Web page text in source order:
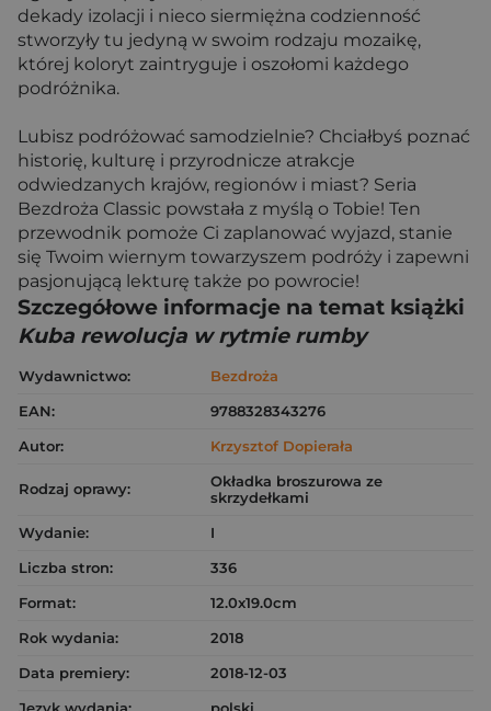
dekady izolacji i nieco siermiężna codzienność
stworzyły tu jedyną w swoim rodzaju mozaikę,
której koloryt zaintryguje i oszołomi każdego
podróżnika.
Lubisz podróżować samodzielnie? Chciałbyś poznać
historię, kulturę i przyrodnicze atrakcje
odwiedzanych krajów, regionów i miast? Seria
Bezdroża Classic powstała z myślą o Tobie! Ten
przewodnik pomoże Ci zaplanować wyjazd, stanie
się Twoim wiernym towarzyszem podróży i zapewni
pasjonującą lekturę także po powrocie!
Szczegółowe informacje na temat książki
Kuba rewolucja w rytmie rumby
Wydawnictwo:
Bezdroża
EAN:
9788328343276
Autor:
Krzysztof Dopierała
Rodzaj oprawy:
Okładka broszurowa ze
skrzydełkami
Wydanie:
I
Liczba stron:
336
Format:
12.0x19.0cm
Rok wydania:
2018
Data premiery:
2018-12-03